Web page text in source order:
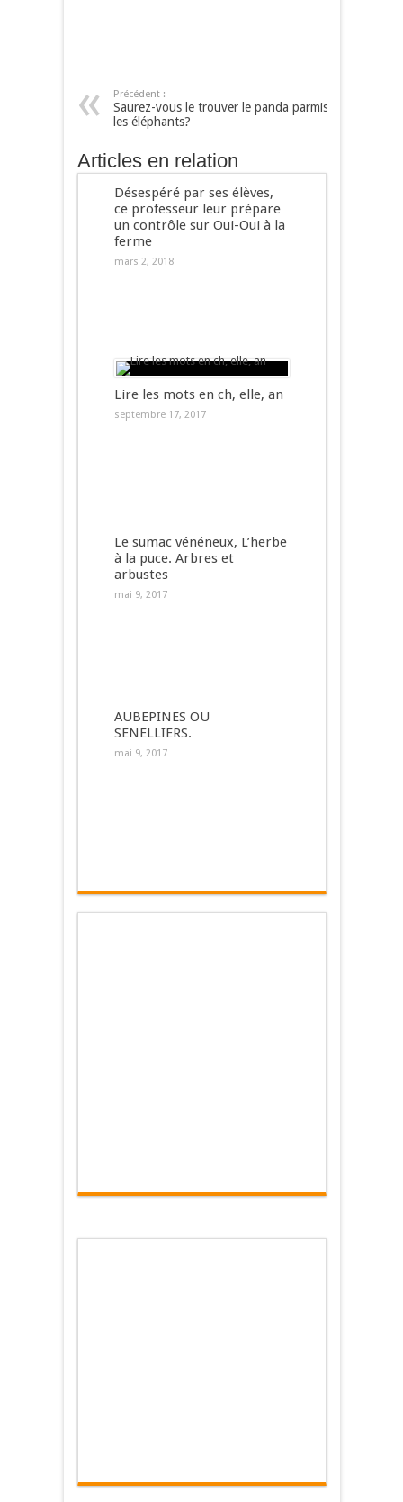
Précédent :
Saurez-vous le trouver le panda parmis
les éléphants?
Articles en relation
Désespéré par ses élèves,
ce professeur leur prépare
un contrôle sur Oui-Oui à la
ferme
mars 2, 2018
Lire les mots en ch, elle, an
septembre 17, 2017
Le sumac vénéneux, L’herbe
à la puce. Arbres et
arbustes
mai 9, 2017
AUBEPINES OU
SENELLIERS.
mai 9, 2017